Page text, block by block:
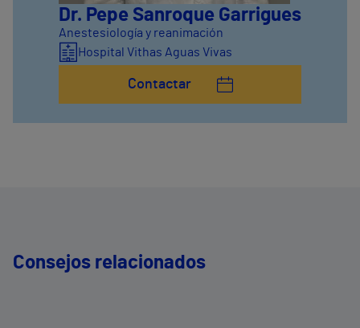
Dr. Pepe Sanroque Garrigues
Anestesiología y reanimación
Hospital Vithas Aguas Vivas
Contactar
Consejos relacionados